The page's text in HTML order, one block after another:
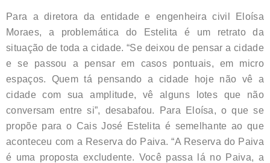
Para a diretora da entidade e engenheira civil Eloísa
Moraes, a problemática do Estelita é um retrato da
situação de toda a cidade. “Se deixou de pensar a cidade
e se passou a pensar em casos pontuais, em micro
espaços. Quem tá pensando a cidade hoje não vê a
cidade com sua amplitude, vê alguns lotes que não
conversam entre si”, desabafou. Para Eloísa, o que se
propõe para o Cais José Estelita é semelhante ao que
aconteceu com a Reserva do Paiva. “A Reserva do Paiva
é uma proposta excludente. Você passa lá no Paiva, a